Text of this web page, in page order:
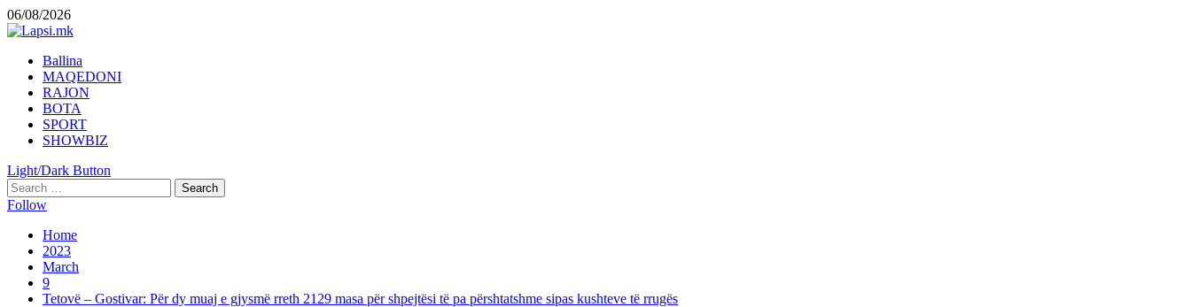
Skip
to
06/08/2026
Primary
Menu
Ballina
MAQEDONI
RAJON
BOTA
SPORT
SHOWBIZ
Light/Dark Button
Search
for:
Follow
Home
2023
March
9
Tetovë – Gostivar: Për dy muaj e gjysmë rreth 2129 masa për shpejtësi të pa përshtatshme sipas kushteve të rrugës